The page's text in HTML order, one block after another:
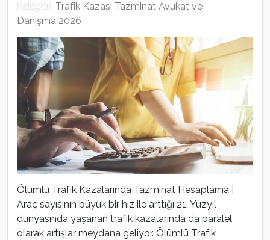
Kategori: Trafik Kazası Tazminat Avukat ve
Danışma 2026
Ölümlü Trafik Kazalarında Tazminat Hesaplama |
Araç sayısının büyük bir hız ile arttığı 21. Yüzyıl
dünyasında yaşanan trafik kazalarında da paralel
olarak artışlar meydana geliyor. Ölümlü Trafik